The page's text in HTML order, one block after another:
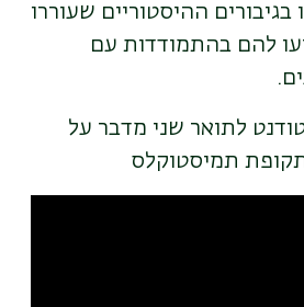
בגיבורים ההיסטוריים שעוררו
להם בהתמודדות עם
לתואר שני מדבר על
תמיסטוקלס